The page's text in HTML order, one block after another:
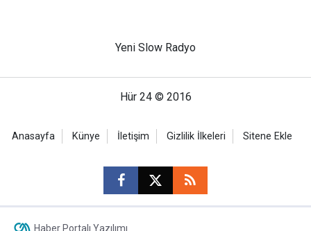
Yeni Slow Radyo
Hür 24 © 2016
Anasayfa Künye İletişim Gizlilik İlkeleri Sitene Ekle
Haber Portalı Yazılımı